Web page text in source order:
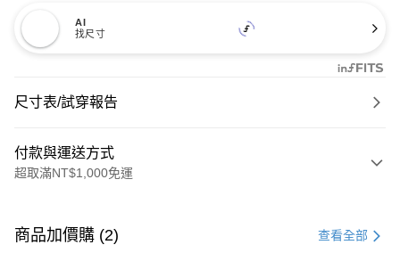
AI
找尺寸
尺寸表/試穿報告
付款與運送方式
超取滿NT$1,000免運
信用卡一次付款
商品加價購 (2) 查看全部